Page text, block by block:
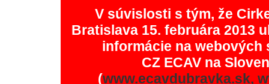
V súvislosti s tým, že
Bratislava 15. februára 2013
informácie na
CZ ECAV na
(www.ecavdubravka.sk,